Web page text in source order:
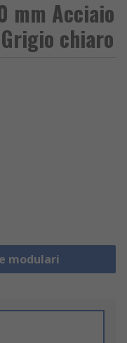
mm Acciaio
chiaro
modulari